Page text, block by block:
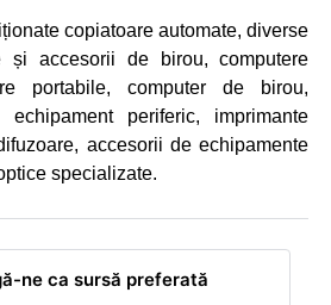
copiatoare automate, diverse
și accesorii de birou, computere
portabile, computer de birou,
echipament periferic, imprimante
accesorii de echipamente
specializate.
ne ca sursă preferată